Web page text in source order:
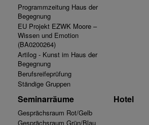
Programmzeitung Haus der
Begegnung
EU Projekt EZWK Moore –
Wissen und Emotion
(BA0200264)
Artilog - Kunst im Haus der
Begegnung
Berufsreifeprüfung
Ständige Gruppen
Seminarräume
Gesprächsraum Rot/Gelb
Gesprächsraum Grün/Blau
Hotel